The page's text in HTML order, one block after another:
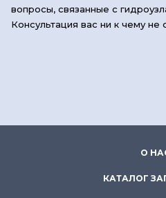
вопросы, связанные с
Консультация вас ни к чему не
О
КАТАЛОГ